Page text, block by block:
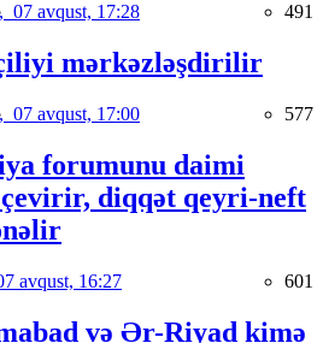
07 avqust, 17:28 491
mərkəzləşdirilir
07 avqust, 17:00 577
forumunu daimi
diqqət qeyri-neft
avqust, 16:27 601
və Ər-Riyad kimə